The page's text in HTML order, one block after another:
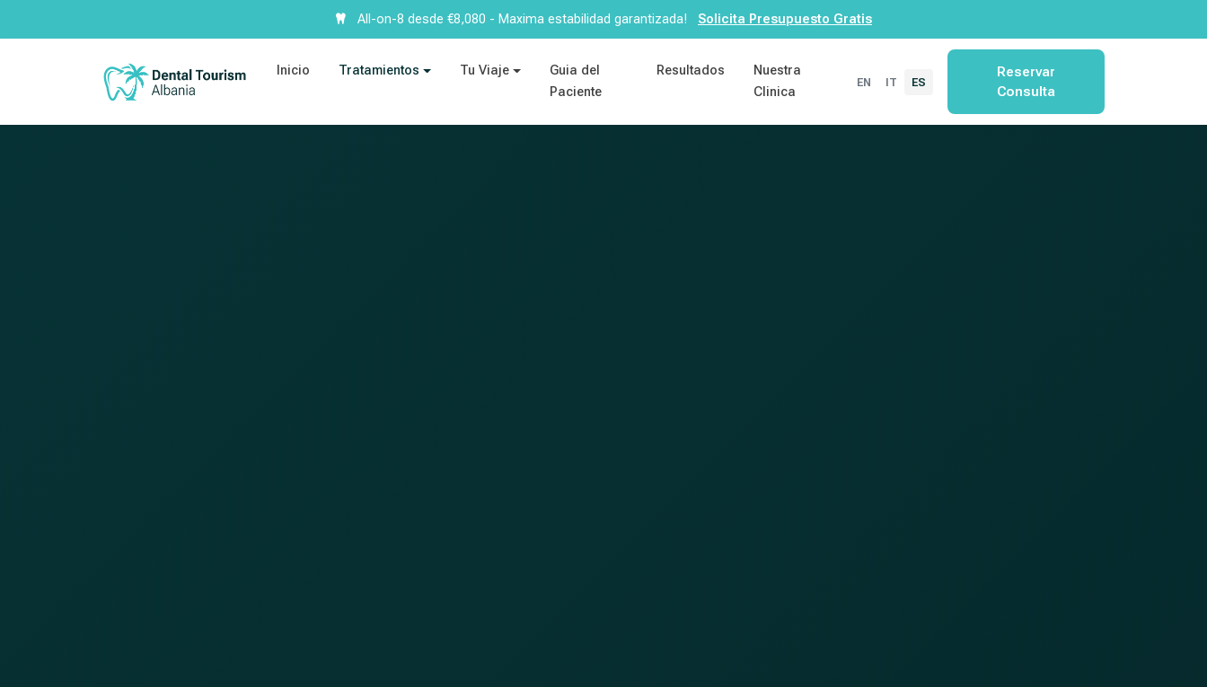
All-on-8 desde €8,080 - Maxima estabilidad garantizada! Solicita Presupuesto Gratis
Inicio Tratamientos Tu Viaje
Guia del
Paciente
Resultados
Nuestra
Clinica
EN IT ES
Reservar
Consulta